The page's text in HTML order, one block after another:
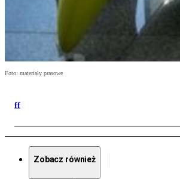
Foto: materiały prasowe
ff
Zobacz również